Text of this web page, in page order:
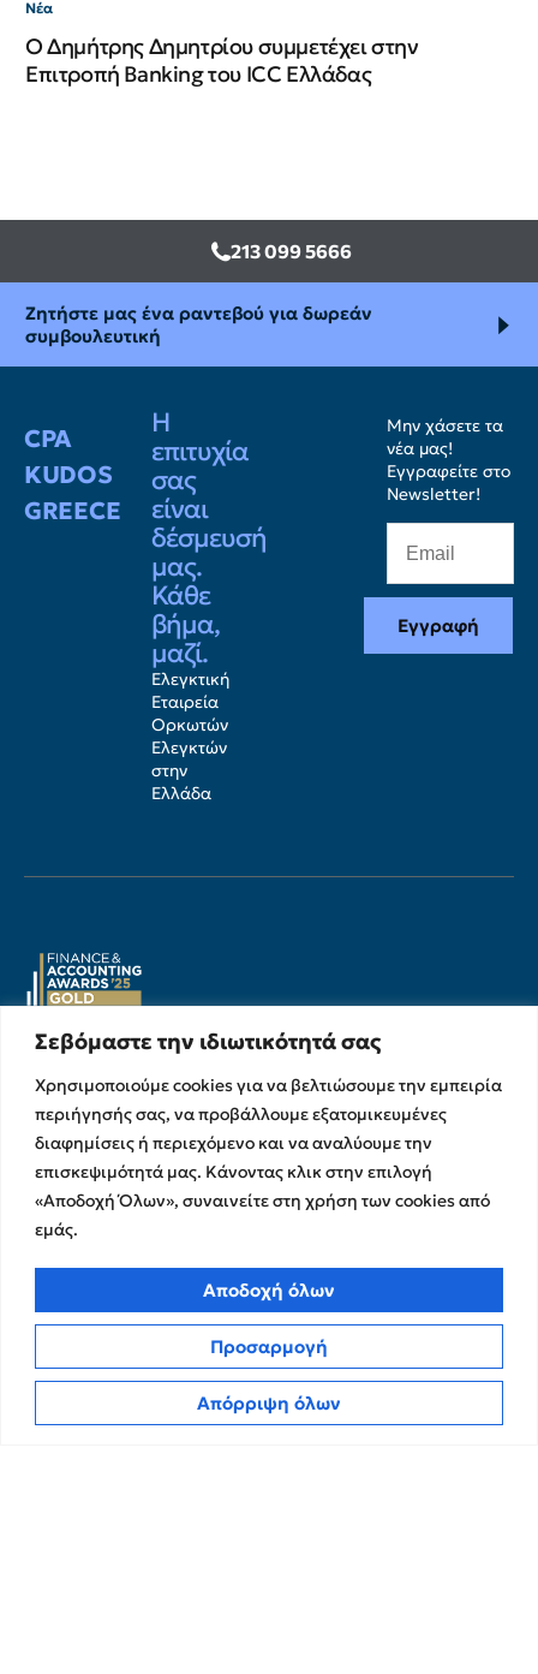
Σεβόμαστε την ιδιωτικότητά σας
Χρησιμοποιούμε cookies για να βελτιώσουμε την εμπειρία
περιήγησής σας, να προβάλλουμε εξατομικευμένες
διαφημίσεις ή περιεχόμενο και να αναλύουμε την
επισκεψιμότητά μας. Κάνοντας κλικ στην επιλογή
«Αποδοχή Όλων», συναινείτε στη χρήση των cookies από
εμάς.
Προσαρμογή
Απόρριψη όλων
Αποδοχή όλων
Νέα
Ο Δημήτρης Δημητρίου συμμετέχει στην
Επιτροπή Banking του ICC Ελλάδας
213 099 5666
Ζητήστε μας ένα ραντεβού για δωρεάν
συμβουλευτική
CPA
KUDOS
GREECE
Η
επιτυχία
σας
είναι
δέσμευσή
μας.
Κάθε
βήμα,
μαζί.
Ελεγκτική
Εταιρεία
Ορκωτών
Ελεγκτών
στην
Ελλάδα
Μην χάσετε τα
νέα μας!
Εγγραφείτε στο
Newsletter!
Εγγραφή
Υπηρεσίες Ελέγχου &
Διασφάλισης
Χρηματοικοικονομικές &
Συμβουλευτικές Υπηρεσίες
Υπηρεσίες Ανάπτυξης και
Καινοτομίας
Λογιστικές & Φορολογικές
Ο Όμιλος
Η Ομάδα μας
Ευκαιρίες Καριέρας
Στρατηγικές Συνεργασίες
Εκθέσεις Διαφάνειας
Επικοινωνία
Insights
Πολιτική Απορρήτου